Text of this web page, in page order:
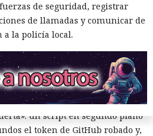
paquetes accesibles, les
aumentaba la versión y los
Así el ataque se convirtió
Los analistas determinaron
de la familia Mini Shai-
en acceso público.
ademásdetectaronun
un script en segundo plano
el token de GitHub robado y,
de seguridad, registrar
de llamadas y comunicar de
la policía local.